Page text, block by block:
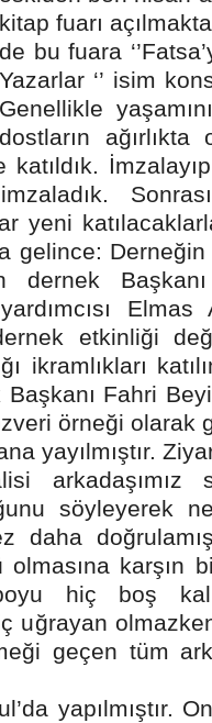
kitap fuarı
de bu fuara
Yazarlar ‘’ isim
Genellikle
dostların
yeni
gelince:
etkinliği
ikramlıkları
Başkanı Fahri
örneği olarak
yayılmıştır.
arkadaşımız
söyleyerek
karşın
hiç boş
uğrayan
geçen tüm
yapılmıştır.